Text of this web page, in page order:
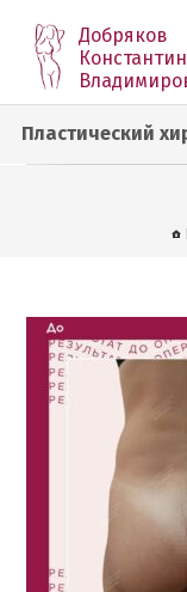
Добряков
Константин
Пластический